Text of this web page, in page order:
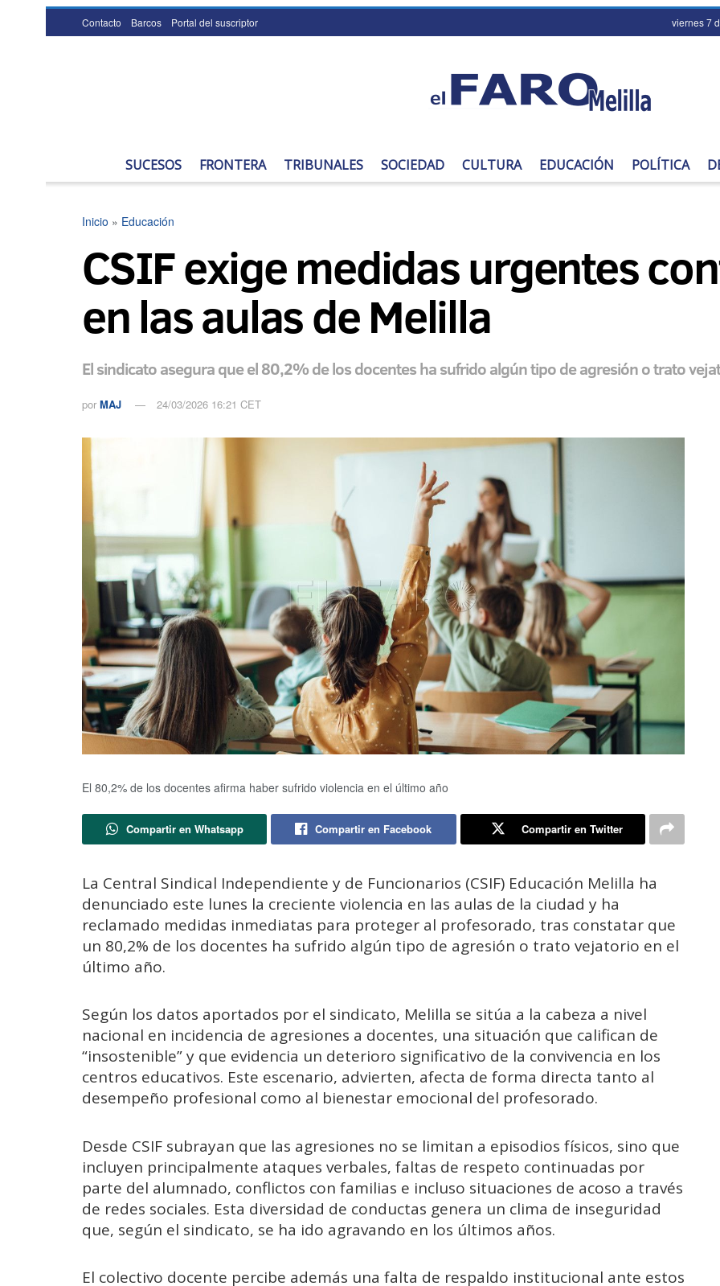
Contacto Barcos Portal del suscriptor viernes 7
SUCESOS FRONTERA TRIBUNALES SOCIEDAD CULTURA EDUCACIÓN POLÍTICA
Inicio » Educación
CSIF exige medidas urgentes
en las aulas de Melilla
El sindicato asegura que el 80,2% de los docentes ha sufrido algún tipo de agresión o trato
por MAJ 24/03/2026 16:21 CET
El 80,2% de los docentes afirma haber sufrido violencia en el último año
Compartir en Whatsapp Compartir en Facebook Compartir en Twitter
La Central Sindical Independiente y de Funcionarios (CSIF) Educación Melilla ha
denunciado este lunes la creciente violencia en las aulas de la ciudad y ha
reclamado medidas inmediatas para proteger al profesorado, tras constatar que
un 80,2% de los docentes ha sufrido algún tipo de agresión o trato vejatorio en el
último año.
Según los datos aportados por el sindicato, Melilla se sitúa a la cabeza a nivel
nacional en incidencia de agresiones a docentes, una situación que califican de
“insostenible” y que evidencia un deterioro significativo de la convivencia en los
centros educativos. Este escenario, advierten, afecta de forma directa tanto al
desempeño profesional como al bienestar emocional del profesorado.
Desde CSIF subrayan que las agresiones no se limitan a episodios físicos, sino que
incluyen principalmente ataques verbales, faltas de respeto continuadas por
parte del alumnado, conflictos con familias e incluso situaciones de acoso a través
de redes sociales. Esta diversidad de conductas genera un clima de inseguridad
que, según el sindicato, se ha ido agravando en los últimos años.
El colectivo docente percibe además una falta de respaldo institucional ante estos